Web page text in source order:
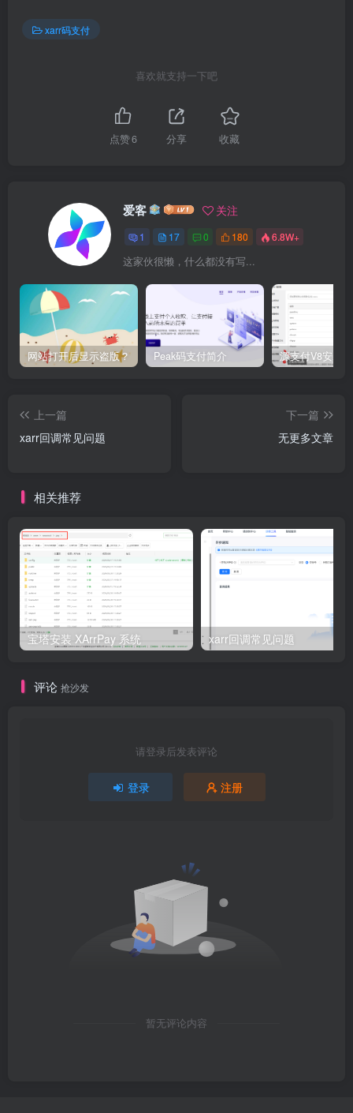
xarr码支付
喜欢就支持一下吧
点赞6 分享 收藏
爱客 关注
1 17 0 180 6.8W+
这家伙很懒，什么都没有写...
网站打开后显示盗版？ Peak码支付简介
上一篇
xarr回调常见问题
下一篇
无更多文章
相关推荐
宝塔安装 XArrPay 系统 xarr回调常见问题
评论 抢沙发
请登录后发表评论
登录 注册
暂无评论内容